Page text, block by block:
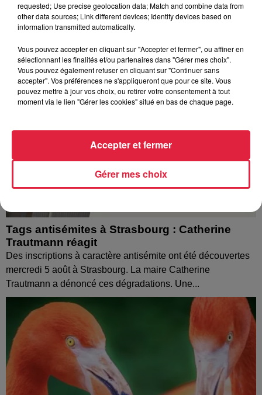
l’eau brune s’écouler de leurs robinets. Face aux
nombreuses interrogations, la municipalité a pris...
Tags antisémites à Strasbourg : Catherine
Trautmann réagit
Des inscriptions à caractère antisémite ont été découvertes
mercredi 5 août à Strasbourg. La maire Catherine
Trautmann a dénoncé ces dégradations. Une...
requested; Use precise geolocation data; Match and combine data from
other data sources; Link different devices; Identify devices based on
information transmitted automatically.
Vous pouvez accepter en cliquant sur "Accepter et fermer", ou affiner en
sélectionnant les finalités et/ou partenaires dans "Gérer mes choix".
Vous pouvez également refuser en cliquant sur "Continuer sans
accepter". Vos préférences ne s'appliqueront que pour ce site. Vous
pouvez mettre à jour vos choix, ou retirer votre consentement à tout
moment via le lien "Gérer les cookies" situé en bas de chaque page.
Gérer mes choix
Accepter et fermer